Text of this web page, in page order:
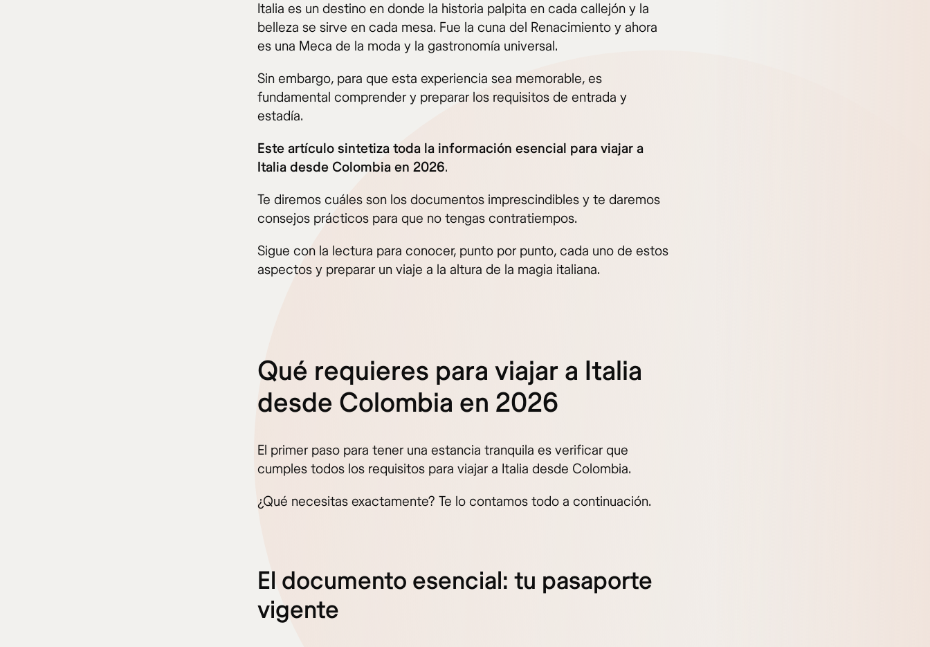
Italia es un destino en donde la historia palpita en cada callejón y la
belleza se sirve en cada mesa. Fue la cuna del Renacimiento y ahora
es una Meca de la moda y la gastronomía universal.
Sin embargo, para que esta experiencia sea memorable, es
fundamental comprender y preparar los requisitos de entrada y
estadía.
Este artículo sintetiza toda la información esencial para viajar a
Italia desde Colombia en 2026.
Te diremos cuáles son los documentos imprescindibles y te daremos
consejos prácticos para que no tengas contratiempos.
Sigue con la lectura para conocer, punto por punto, cada uno de estos
aspectos y preparar un viaje a la altura de la magia italiana.
Qué requieres para viajar a Italia
desde Colombia en 2026
El primer paso para tener una estancia tranquila es verificar que
cumples todos los requisitos para viajar a Italia desde Colombia.
¿Qué necesitas exactamente? Te lo contamos todo a continuación.
El documento esencial: tu pasaporte
vigente